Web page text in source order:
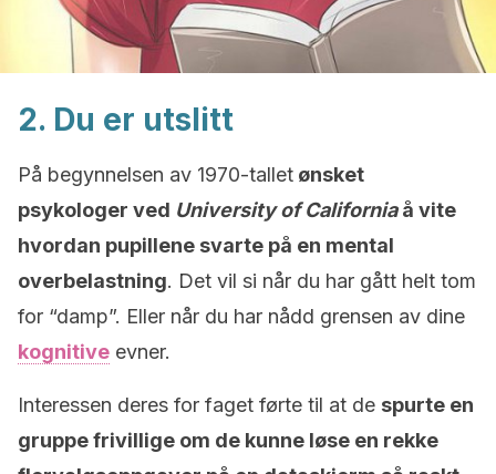
2. Du er utslitt
På begynnelsen av 1970-tallet ønsket
psykologer ved University of Californiaå vite
hvordan pupillene svarte på en mental
overbelastning. Det vil si når du har gått helt tom
for “damp”. Eller når du har nådd grensen av dine
kognitive evner.
Interessen deres for faget førte til at de spurte en
gruppe frivillige om de kunne løse en rekke